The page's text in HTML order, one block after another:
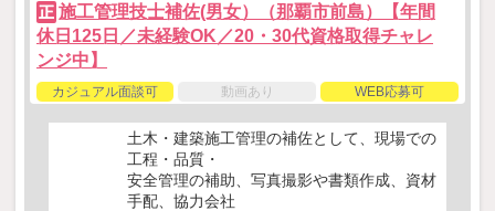
正 施工管理技士補佐(男女）（那覇市前島）【年間
休日125日／未経験OK／20・30代資格取得チャレ
ンジ中】
カジュアル面談可 動画あり WEB応募可
土木・建築施工管理の補佐として、現場での
工程・品質・
安全管理の補助、写真撮影や書類作成、資材
手配、協力会社